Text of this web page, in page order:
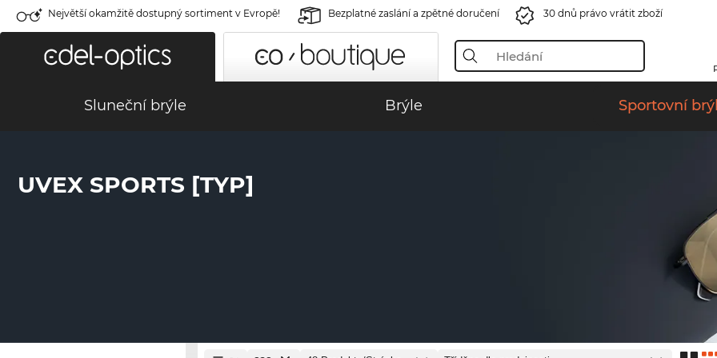
Největší okamžitě dostupný sortiment v Evropě! Bezplatné zaslání a zpětné doručení 30 dnů právo vrátit zboží
Sluneční brýle Brýle Sportovní
UVEX SPORTS [TYP]